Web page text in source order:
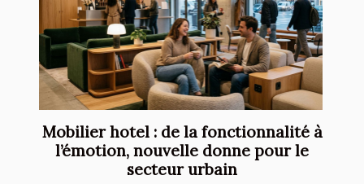
Mobilier hotel : de la fonctionnalité à
l’émotion, nouvelle donne pour le
secteur urbain